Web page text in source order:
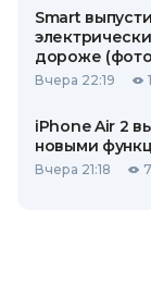
Smart
дороже
Вчера 22:19
iPhone Air 2
новыми
Вчера 21:18